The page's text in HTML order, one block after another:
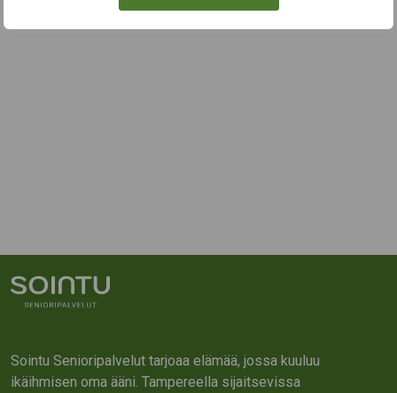
Sointu Senioripalvelut tarjoaa elämää, jossa kuuluu
ikäihmisen oma ääni. Tampereella sijaitsevissa